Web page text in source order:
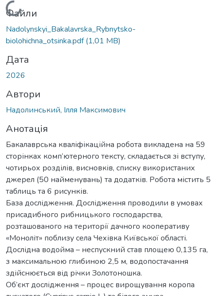
Вантажиться...
Файли
Nadolynskyi_Bakalavrska_Rybnytsko-
biolohichna_otsinka.pdf(1,01 MB)
Дата
2026
Автори
Надолинський, Ілля Максимович
Анотація
Бакалаврська кваліфікаційна робота викладена на 59
сторінках комп’ютерного тексту, складається зі вступу,
чотирьох розділів, висновків, списку використаних
джерел (50 найменувань) та додатків. Робота містить 5
таблиць та 6 рисунків.
База дослідження. Дослідження проводили в умовах
присадибного рибницького господарства,
розташованого на території дачного кооперативу
«Моноліт» поблизу села Чехівка Київської області.
Дослідна водойма – неспускний став площею 0,135 га,
з максимальною глибиною 2,5 м, водопостачання
здійснюється від річки Золотоношка.
Об’єкт дослідження – процес вирощування коропа